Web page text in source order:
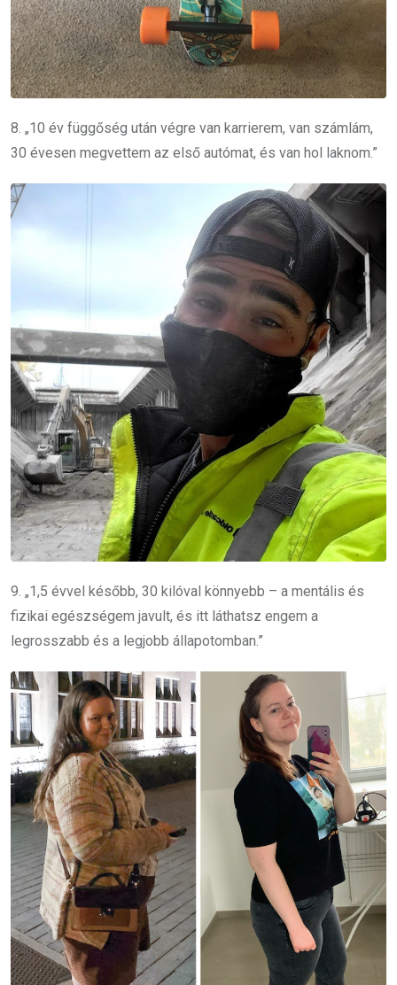
8. „10 év függőség után végre van karrierem, van számlám,
30 évesen megvettem az első autómat, és van hol laknom.”
9. „1,5 évvel később, 30 kilóval könnyebb – a mentális és
fizikai egészségem javult, és itt láthatsz engem a
legrosszabb és a legjobb állapotomban.”